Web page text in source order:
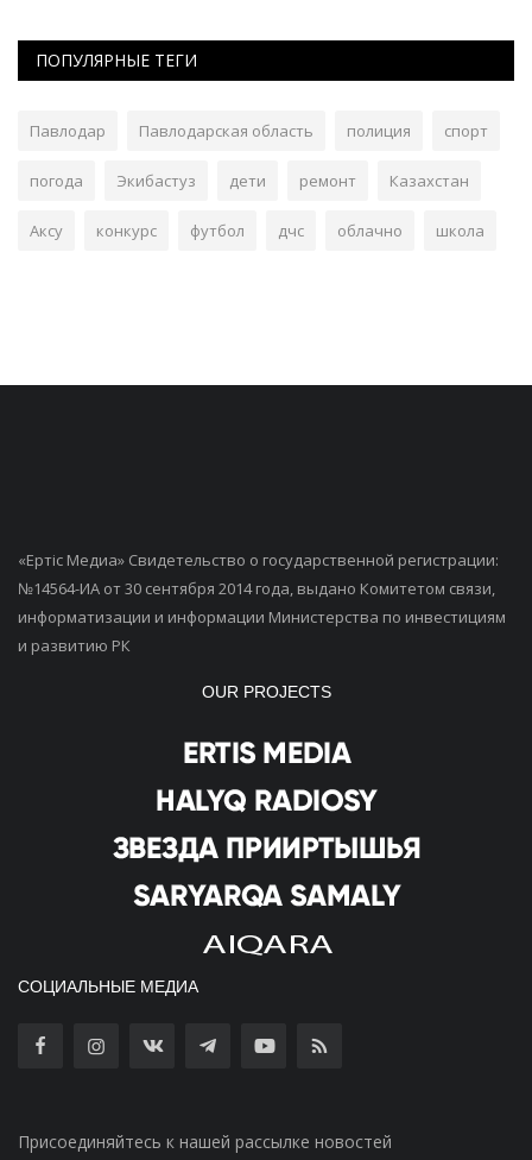
ПОПУЛЯРНЫЕ ТЕГИ
Павлодар Павлодарская область полиция спорт
погода Экибастуз дети ремонт Казахстан
Аксу конкурс футбол дчс облачно школа
«Ертiс Медиа» Свидетельство о государственной регистрации:
№14564-ИА от 30 сентября 2014 года, выдано Комитетом связи,
информатизации и информации Министерства по инвестициям
и развитию РК
OUR PROJECTS
СОЦИАЛЬНЫЕ МЕДИА
Присоединяйтесь к нашей рассылке новостей